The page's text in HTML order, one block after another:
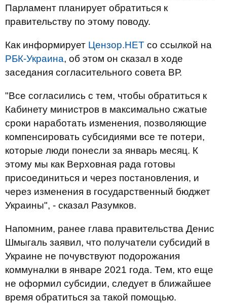
Парламент планирует обратиться к
правительству по этому поводу.
Как информирует Цензор.НЕТ со ссылкой на
РБК-Украина, об этом он сказал в ходе
заседания согласительного совета ВР.
"Все согласились с тем, чтобы обратиться к
Кабинету министров в максимально сжатые
сроки наработать изменения, позволяющие
компенсировать субсидиями все те потери,
которые люди понесли за январь месяц. К
этому мы как Верховная рада готовы
присоединиться и через постановления, и
через изменения в государственный бюджет
Украины", - сказал Разумков.
Напомним, ранее глава правительства Денис
Шмыгаль заявил, что получатели субсидий в
Украине не почувствуют подорожания
коммуналки в январе 2021 года. Тем, кто еще
не оформил субсидии, следует в ближайшее
время обратиться за такой помощью.